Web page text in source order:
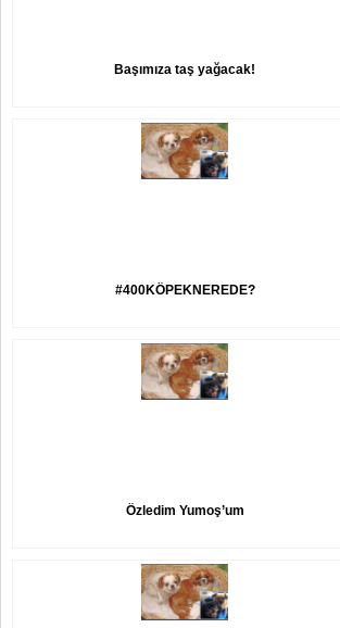
Başımıza taş yağacak!
#400KÖPEKNEREDE?
Özledim Yumoş’um